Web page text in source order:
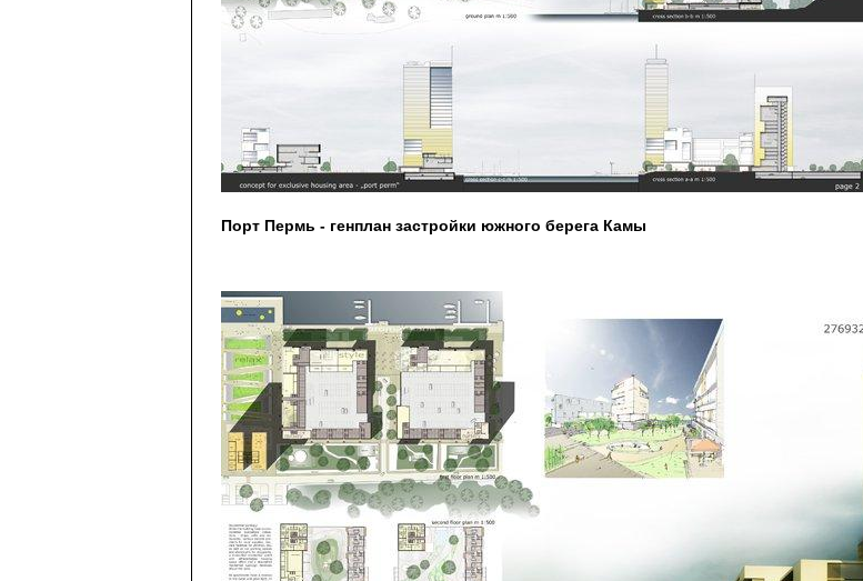
Порт Пермь - генплан застройки южного берега Камы